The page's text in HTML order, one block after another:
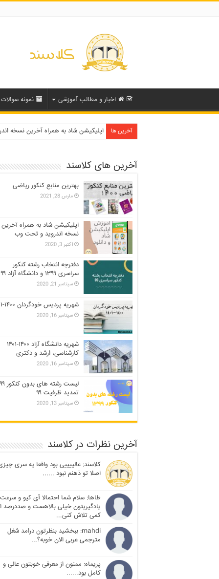
اخبار و مطالب آموزشی نمونه سوالات
آخرین ها اپلیکیشن شاد به همراه آخرین نسخه
دفترچه انتخاب رشته کنکور سراسری ۱۳۹۹ و دانشگاه آزاد ۹۹
آخرین های کلاسند
بهترین منابع کنکور ریاضی
مارس 28, 2021
اپلیکیشن شاد به همراه آخرین
نسخه اندروید و تحت وب
اکتبر 3, 2020
دفترچه انتخاب رشته کنکور
سراسری ۱۳۹۹ و دانشگاه آزاد ۹۹
سپتامبر 21, 2020
شهریه پردیس خودگردان ۱۴۰۰-۱۴۰۱
سپتامبر 16, 2020
شهریه دانشگاه آزاد ۱۴۰۰-۱۴۰۱
کارشناسی، ارشد و دکتری
سپتامبر 16, 2020
تمدید ظرفیت ۹۹
سپتامبر 13, 2020
آخرین نظرات در کلاسند
کلاسند: عالییییی بود واقعا یه سری
اصلا تو ذهنم نبود ......
طاها: سلام شما احتمالا آی کیو و سرعت
یادگیریتون خیلی بالاهست و صددرصد
کمی تلاش کنی...
mahdi: ببخشید بنظرتون درامد شغل
مترجمی عربی الان خوبه؟...
پریماه: ممنون از معرفی خوبتون عالی و
کامل بود......